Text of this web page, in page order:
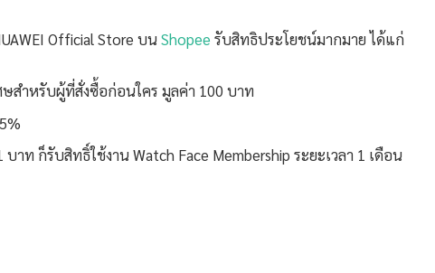
Official Store บน Shopee รับสิทธิประโยชน์มากมาย ได้แก่
ษสำหรับผู้ที่สั่งซื้อก่อนใคร มูลค่า 100 บาท
าท ก็รับสิทธิ์ใช้งาน Watch Face Membership ระยะเวลา 1 เดือน